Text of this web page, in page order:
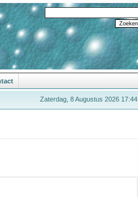
Zaterdag, 8 Augustus 2026 17:44